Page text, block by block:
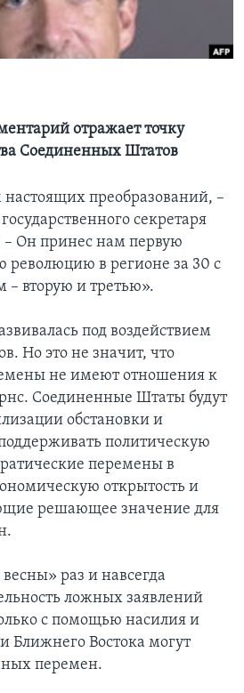
отражает точку
Соединенных Штатов
настоящих преобразований, –
секретаря
Он принес нам первую
в регионе за 30 с
– вторую и третью».
под воздействием
Но это не значит, что
не имеют отношения к
Соединенные Штаты будут
обстановки и
политическую
перемены в
открытость и
решающее значение для
раз и навсегда
ложных заявлений
с помощью насилия и
Ближнего Востока могут
перемен.